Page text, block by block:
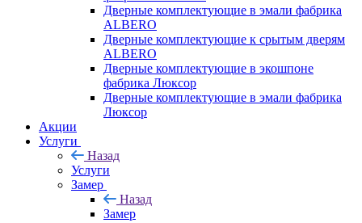
Дверные комплектующие в эмали фабрика
ALBERO
Дверные комплектующие к срытым дверям
ALBERO
Дверные комплектующие в экошпоне
фабрика Люксор
Дверные комплектующие в эмали фабрика
Люксор
Акции
Услуги
Назад
Услуги
Замер
Назад
Замер